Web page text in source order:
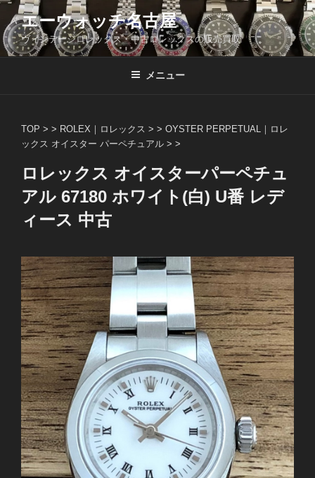
コ
ン
テ
ン
エーウォッチ名古屋
ヴィンテージロレックス・中古ロレックスの販売買取
メニュー
TOP > > ROLEX｜ロレックス > > OYSTER PERPETUAL｜ロレ
ックス オイスター パーペチュアル > >
ロレックス オイスターパーペチュ
アル 67180 ホワイト(白) U番 レデ
ィース 中古